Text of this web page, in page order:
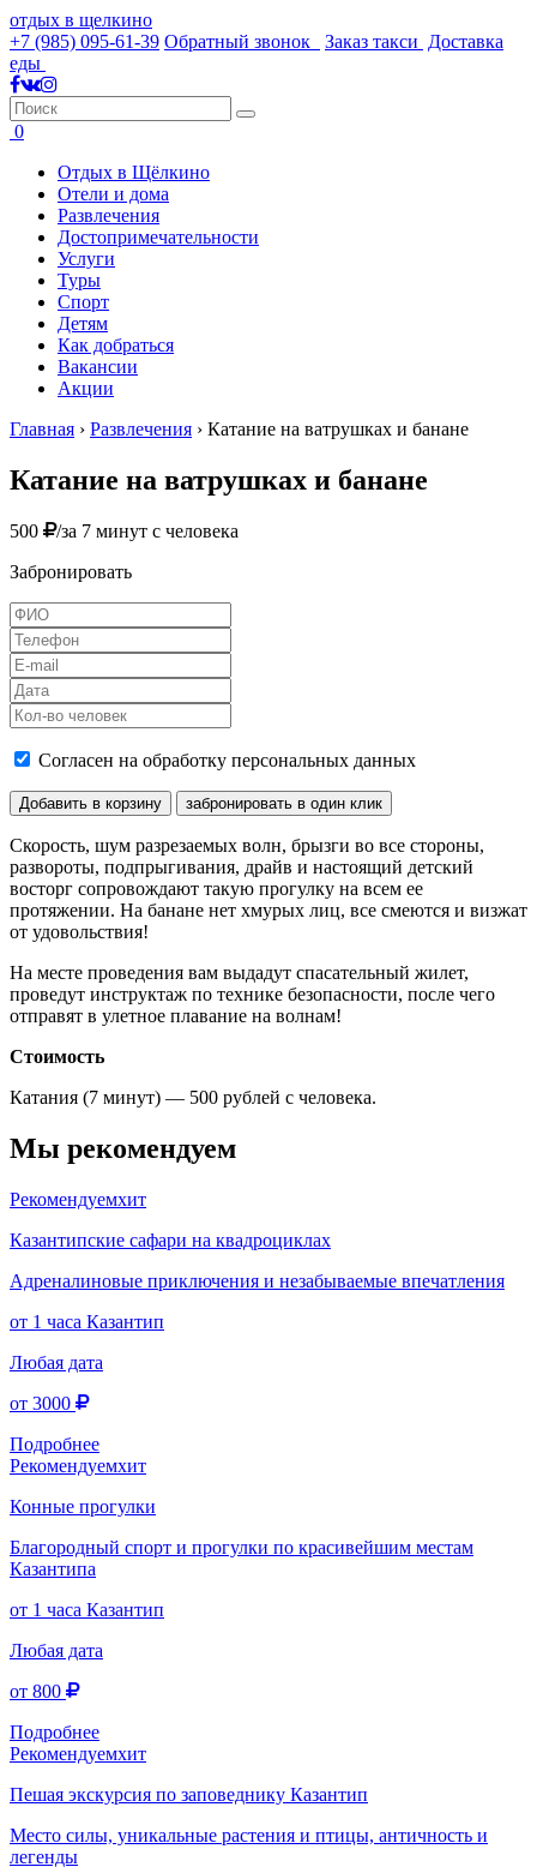
отдых в щелкино
+7 (985) 095-61-39 Обратный звонок Заказ такси Доставка
еды
0
Отдых в Щёлкино
Отели и дома
Развлечения
Достопримечательности
Услуги
Туры
Спорт
Детям
Как добраться
Вакансии
Акции
Главная › Развлечения › Катание на ватрушках и банане
Катание на ватрушках и банане
500
/за 7 минут с человека
Забронировать
Согласен на обработку персональных данных
Добавить в корзину забронировать в один клик
Скорость, шум разрезаемых волн, брызги во все стороны,
развороты, подпрыгивания, драйв и настоящий детский
восторг сопровождают такую прогулку на всем ее
протяжении. На банане нет хмурых лиц, все смеются и визжат
от удовольствия!
На месте проведения вам выдадут спасательный жилет,
проведут инструктаж по технике безопасности, после чего
отправят в улетное плавание на волнам!
Стоимость
Катания (7 минут) — 500 рублей с человека.
Мы рекомендуем
Рекомендуемхит
Казантипские сафари на квадроциклах
Адреналиновые приключения и незабываемые впечатления
от 1 часа Казантип
Любая дата
от 3000
Подробнее
Рекомендуемхит
Конные прогулки
Благородный спорт и прогулки по красивейшим местам
Казантипа
от 1 часа Казантип
Любая дата
от 800
Подробнее
Рекомендуемхит
Пешая экскурсия по заповеднику Казантип
Место силы, уникальные растения и птицы, античность и
легенды